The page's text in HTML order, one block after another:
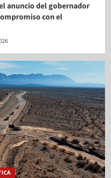
anuncio del gobernador
con el